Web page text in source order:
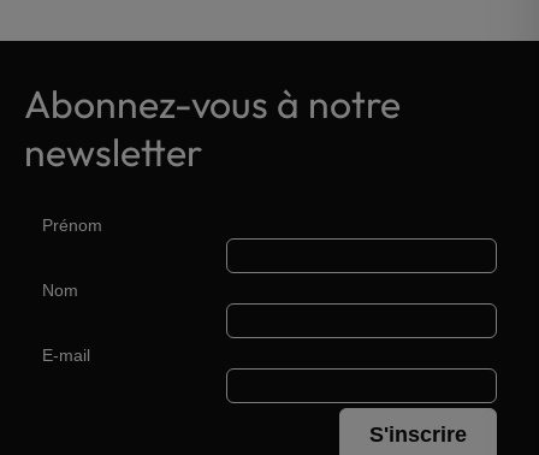
Abonnez-vous à notre
newsletter
Prénom
Nom
E-mail
S'inscrire